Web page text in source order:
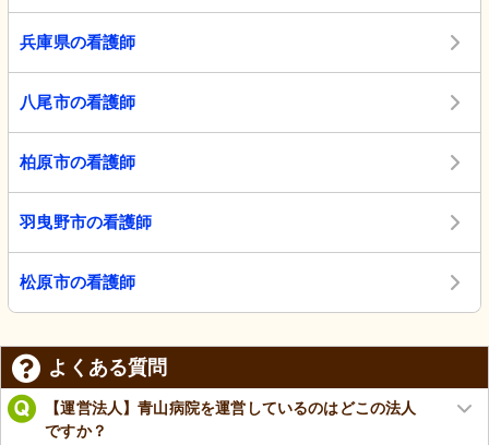
兵庫県の看護師
八尾市の看護師
柏原市の看護師
羽曳野市の看護師
松原市の看護師
よくある質問
【運営法人】青山病院を運営しているのはどこの法人
ですか？